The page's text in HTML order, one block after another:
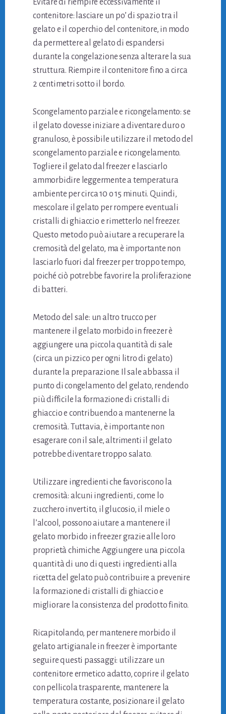
Evitare di riempire eccessivamente il
contenitore: lasciare un po’ di spazio tra il
gelato e il coperchio del contenitore, in modo
da permettere al gelato di espandersi
durante la congelazione senza alterare la sua
struttura. Riempire il contenitore fino a circa
2 centimetri sotto il bordo.
Scongelamento parziale e ricongelamento: se
il gelato dovesse iniziare a diventare duro o
granuloso, è possibile utilizzare il metodo del
scongelamento parziale e ricongelamento.
Togliere il gelato dal freezer e lasciarlo
ammorbidire leggermente a temperatura
ambiente per circa 10 o 15 minuti. Quindi,
mescolare il gelato per rompere eventuali
cristalli di ghiaccio e rimetterlo nel freezer.
Questo metodo può aiutare a recuperare la
cremosità del gelato, ma è importante non
lasciarlo fuori dal freezer per troppo tempo,
poiché ciò potrebbe favorire la proliferazione
di batteri.
Metodo del sale: un altro trucco per
mantenere il gelato morbido in freezer è
aggiungere una piccola quantità di sale
(circa un pizzico per ogni litro di gelato)
durante la preparazione. Il sale abbassa il
punto di congelamento del gelato, rendendo
più difficile la formazione di cristalli di
ghiaccio e contribuendo a mantenerne la
cremosità. Tuttavia, è importante non
esagerare con il sale, altrimenti il gelato
potrebbe diventare troppo salato.
Utilizzare ingredienti che favoriscono la
cremosità: alcuni ingredienti, come lo
zucchero invertito, il glucosio, il miele o
l’alcool, possono aiutare a mantenere il
gelato morbido in freezer grazie alle loro
proprietà chimiche. Aggiungere una piccola
quantità di uno di questi ingredienti alla
ricetta del gelato può contribuire a prevenire
la formazione di cristalli di ghiaccio e
migliorare la consistenza del prodotto finito.
Ricapitolando, per mantenere morbido il
gelato artigianale in freezer è importante
seguire questi passaggi: utilizzare un
contenitore ermetico adatto, coprire il gelato
con pellicola trasparente, mantenere la
temperatura costante, posizionare il gelato